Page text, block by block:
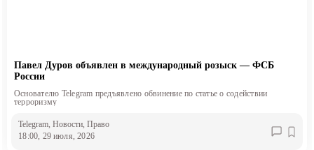
Павел Дуров объявлен в международный розыск — ФСБ
России
Основателю Telegram предъявлено обвинение по статье о содействии
терроризму
Telegram , Новости , Право
18:00, 29 июля, 2026